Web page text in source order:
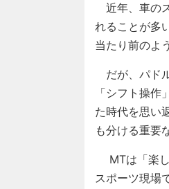
近年、車の
れることが多
当たり前のよ
だが、パド
「シフト操
た時代を思い
も分ける重要
MTは「楽し
スポーツ現場